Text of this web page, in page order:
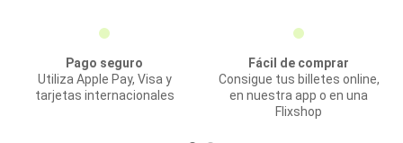
Pago seguro
Utiliza Apple Pay, Visa y
tarjetas internacionales
Fácil de comprar
Consigue tus billetes online,
en nuestra app o en una
Flixshop